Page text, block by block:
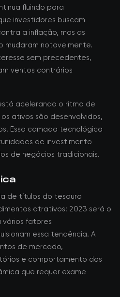
fluindo para
investidores buscam
a inflação, mas as
mudaram notavelmente.
sem precedentes,
ventos contrários
acelerando o ritmo de
ativos são desenvolvidos,
Essa camada tecnológica
de investimento
de negócios tradicionais.
de títulos do tesouro
atrativos: 2023 será o
vários fatores
essa tendência. A
de mercado,
e comportamento dos
que requer exame